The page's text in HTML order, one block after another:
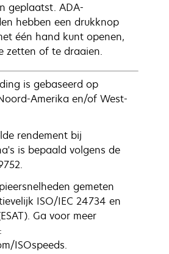
geplaatst. ADA-
hebben een drukknop
één hand kunt openen,
zetten of te draaien.
is gebaseerd op
Amerika en/of West-
rendement bij
is bepaald volgens de
gemeten
ISO/IEC 24734 en
Ga voor meer
ISOspeeds.